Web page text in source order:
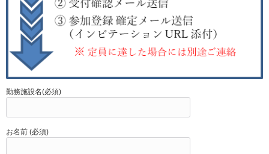
勤務施設名(必須)
お名前 (必須)